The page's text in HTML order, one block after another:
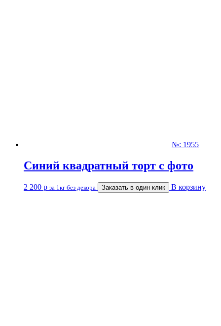
№: 1955
Синий квадратный торт с фото
2 200 р за 1кг без декора Заказать в один клик В корзину